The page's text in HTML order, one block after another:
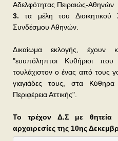
Αδελφότητας Πειραιώς-Αθηνών
3. τα μέλη του Διοικητικού
Συνδέσμου Αθηνών.
Δικαίωμα εκλογής,
"ευυπόληπτοι Κυθήριοι
τουλάχιστον ο ένας από τους
γιαγιάδες τους, στα
Περιφέρεια Αττικής".
Το τρέχον Δ.Σ με θητεία
αρχαιρεσίες της 10ης